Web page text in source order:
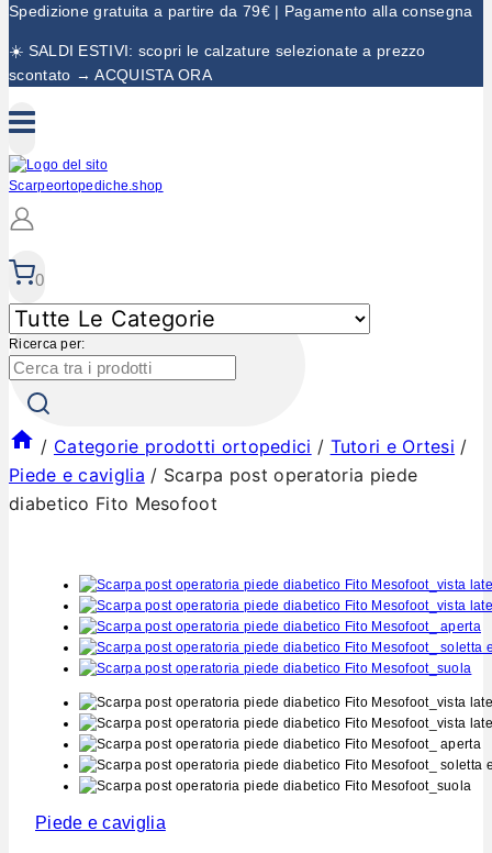
Spedizione gratuita a partire da 79€ | Pagamento alla consegna
☀️ SALDI ESTIVI: scopri le calzature selezionate a prezzo
scontato → ACQUISTA ORA
0
Ricerca per:
/ Categorie prodotti ortopedici / Tutori e Ortesi /
Piede e caviglia / Scarpa post operatoria piede
diabetico Fito Mesofoot
Piede e caviglia